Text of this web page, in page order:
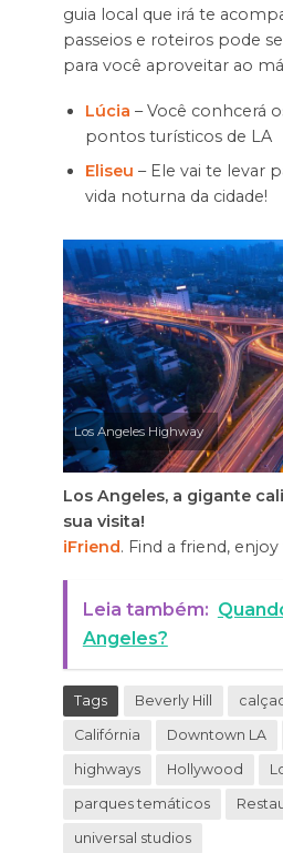
guia local que irá te
passeios e roteiros pode
para você aproveitar ao
Lúcia – Você conhcerá
pontos turísticos de LA
Eliseu – Ele vai te levar
vida noturna da cidade!
Los Angeles Highway
Los Angeles, a gigante
sua visita!
iFriend. Find a friend,
Leia também:
Angeles?
Tags Beverly Hill
Califórnia Downtown LA
highways Hollywood
parques temáticos
universal studios